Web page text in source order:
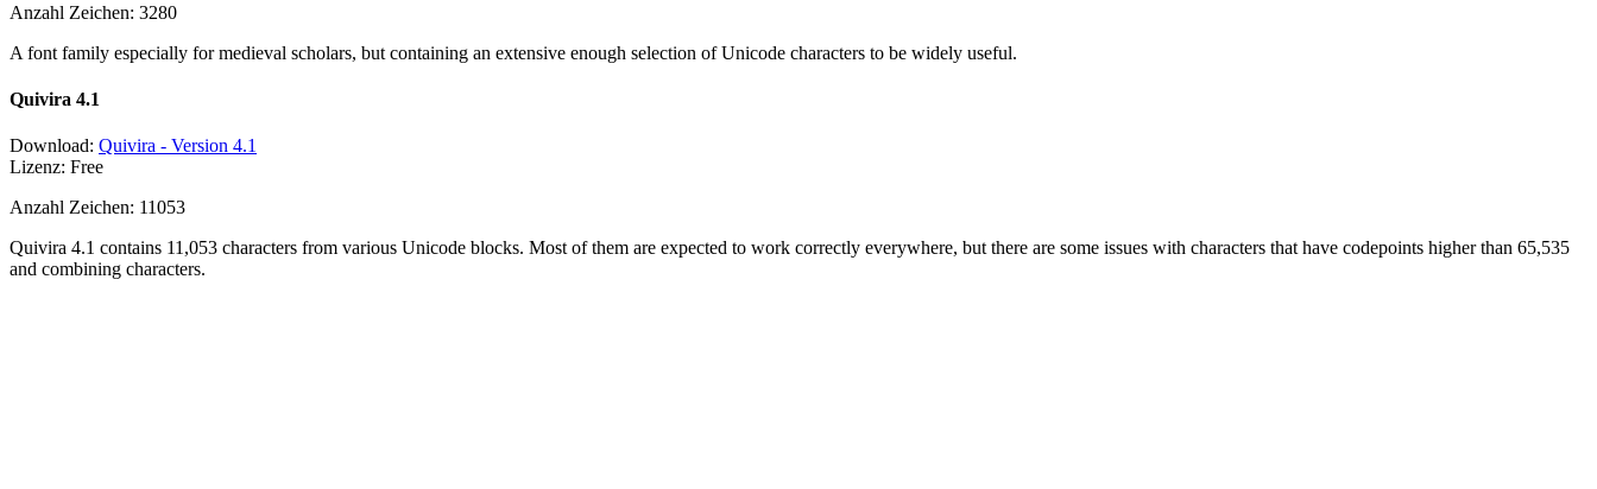
Anzahl Zeichen: 3280
A font family especially for medieval scholars, but containing an extensive enough selection of Unicode characters to be widely useful.
Quivira 4.1
Download: Quivira - Version 4.1
Lizenz: Free
Anzahl Zeichen: 11053
Quivira 4.1 contains 11,053 characters from various Unicode blocks. Most of them are expected to work correctly everywhere, but there are some issues with characters that have codepoints higher than 65,535
and combining characters.